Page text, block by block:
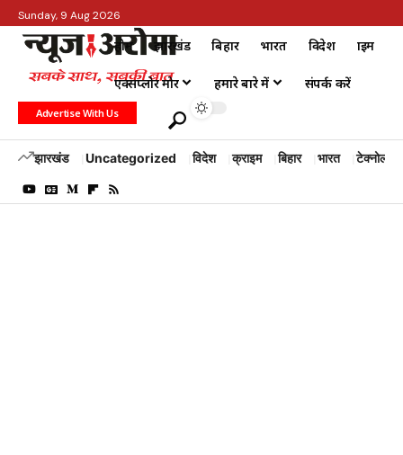
Sunday, 9 Aug 2026
होम झारखंड बिहार भारत विदेश क्राइम
एक्सप्लोर मोर हमारे बारे में संपर्क करें
Advertise With Us
झारखंड Uncategorized विदेश क्राइम बिहार भारत टेक्नोलॉजी